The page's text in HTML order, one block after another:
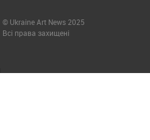
© Ukraine Art News 2025
Всі права захищені